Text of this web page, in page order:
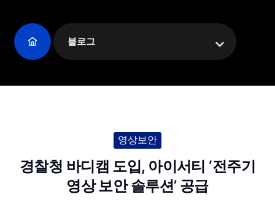
블로그
영상보안
경찰청 바디캠 도입, 아이서티 ‘전주기
영상 보안 솔루션’ 공급